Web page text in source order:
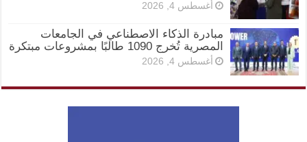
أغسطس 4, 2026
مبادرة الذكاء الاصطناعي في الجامعات
المصرية تُخرج 1090 طالبًا بمشروعات مبتكرة
أغسطس 4, 2026